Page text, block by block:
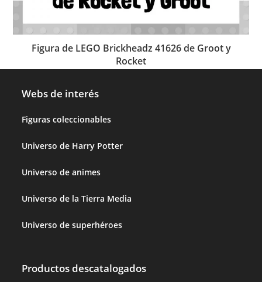
Figura de LEGO Brickheadz 41626 de Groot y
Rocket
Webs de interés
Figuras coleccionables
Universo de Harry Potter
Universo de animes
Universo de la Tierra Media
Universo de superhéroes
Productos descatalogados